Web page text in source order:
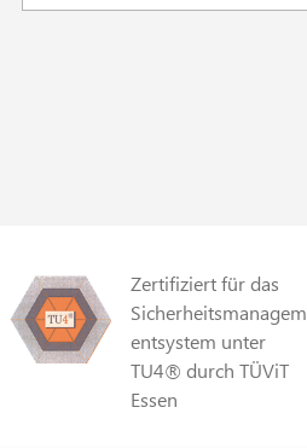
Zertifiziert für das
Sicherheitsmanagem
entsystem unter
TU4® durch TÜViT
Essen